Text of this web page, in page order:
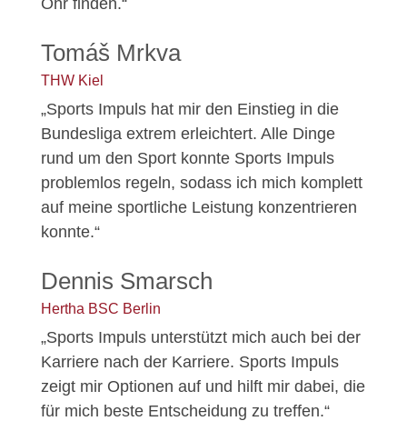
Ohr finden.“
Tomáš Mrkva
THW Kiel
„Sports Impuls hat mir den Einstieg in die
Bundesliga extrem erleichtert. Alle Dinge
rund um den Sport konnte Sports Impuls
problemlos regeln, sodass ich mich komplett
auf meine sportliche Leistung konzentrieren
konnte.“
Dennis Smarsch
Hertha BSC Berlin
„Sports Impuls unterstützt mich auch bei der
Karriere nach der Karriere. Sports Impuls
zeigt mir Optionen auf und hilft mir dabei, die
für mich beste Entscheidung zu treffen.“